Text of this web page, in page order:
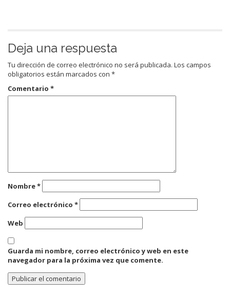
Deja una respuesta
Tu dirección de correo electrónico no será publicada. Los campos
obligatorios están marcados con *
Comentario *
Nombre*
Correo electrónico *
Web
Guarda mi nombre, correo electrónico y web en este
navegador para la próxima vez que comente.